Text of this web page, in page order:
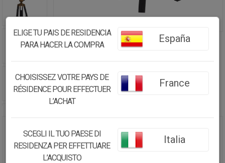
TELESCOPIO DE METAL MARRÓN
20X11.5X23.5
ELIGE TU PAIS DE RESIDENCIA
PARA HACER LA COMPRA
España
CHOISISSEZ VOTRE PAYS DE
RÉSIDENCE POUR EFFECTUER
L’ACHAT
France
SCEGLI IL TUO PAESE DI
RESIDENZA PER EFFETTUARE
L’ACQUISTO
Italia